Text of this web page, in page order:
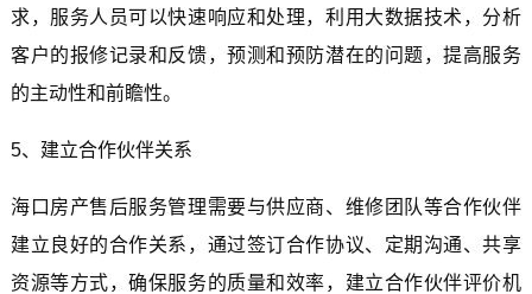
求，服务人员可以快速响应和处理，利用大数据技术，分析
客户的报修记录和反馈，预测和预防潜在的问题，提高服务
的主动性和前瞻性。
5、建立合作伙伴关系
海口房产售后服务管理需要与供应商、维修团队等合作伙伴
建立良好的合作关系，通过签订合作协议、定期沟通、共享
资源等方式，确保服务的质量和效率，建立合作伙伴评价机